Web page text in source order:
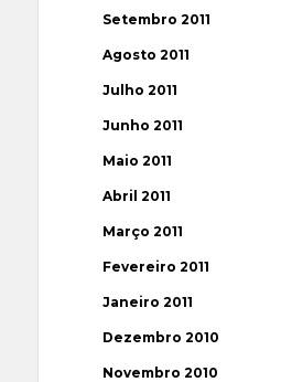
Setembro 2011
Agosto 2011
Julho 2011
Junho 2011
Maio 2011
Abril 2011
Março 2011
Fevereiro 2011
Janeiro 2011
Dezembro 2010
Novembro 2010